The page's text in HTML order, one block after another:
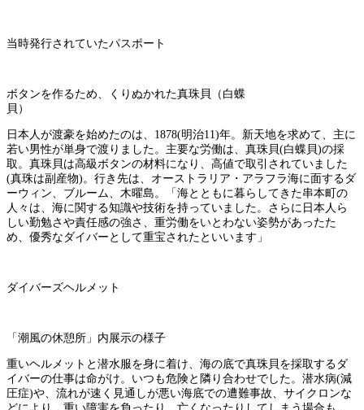
当時発行されていたパスポート
ボタンを作るため、くりぬかれた真珠貝（白蝶
貝）
日本人が渡豪を始めたのは、1878(明治11)年。新天地を求めて、主に
若い男性が単身で渡りました。主要な労働は、真珠貝(白蝶貝)の採
取。真珠貝は高級ボタンの材料になり、高値で取引されていました
(真珠は副産物)。行き先は、オーストラリア・アラフラ海に面するダ
ーウィン、ブルーム、木曜島。「海とともに暮らしてきた串本町の
人々は、海に関する知識や技術を持っていました。さらに日本人ら
しい勤勉さや責任感の強さ、重労働をいとわない姿勢があったた
め、優秀なダイバーとして重宝されたといいます」
ダイバーズヘルメット
「潮風の休憩所」内展示の様子
重いヘルメットと潜水服を身に着け、海の底で真珠貝を採取するダ
イバーの仕事は命がけ。いつも危険と隣り合わせでした。潜水病(減
圧症)や、流れが速く見通しが悪い海底での遭難事故、サイクロンな